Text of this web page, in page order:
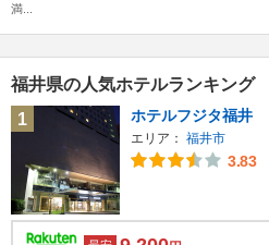
満...
福井県の人気ホテルランキング
1
ホテルフジタ福井
エリア： 福井市
3.83